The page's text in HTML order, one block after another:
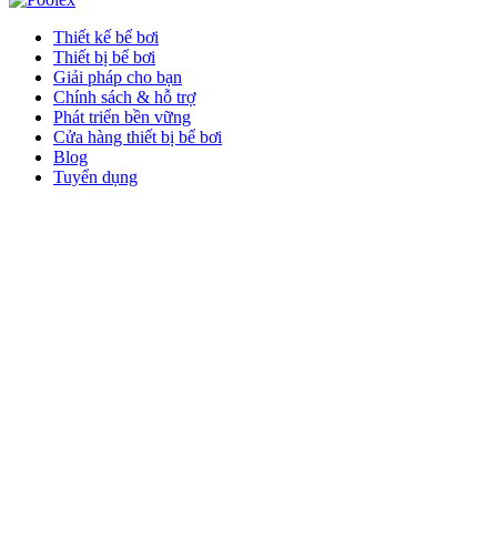
Thiết kế bể bơi
Thiết bị bể bơi
Giải pháp cho bạn
Chính sách & hỗ trợ
Phát triển bền vững
Cửa hàng thiết bị bể bơi
Blog
Tuyển dụng